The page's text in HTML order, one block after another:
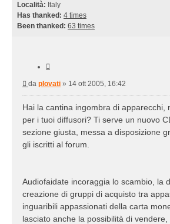
Località: Italy
Has thanked: 4 times
Been thanked: 63 times
Messaggio
da plovati » 14 ott 2005, 16:42
Hai la cantina ingombra di apparecchi,
per i tuoi diffusori? Ti serve un nuovo
sezione giusta, messa a disposizione
gli iscritti al forum.
Audiofaidate incoraggia lo scambio, la
creazione di gruppi di acquisto tra
inguaribili appassionati della carta
lasciato anche la possibilità di vendere,